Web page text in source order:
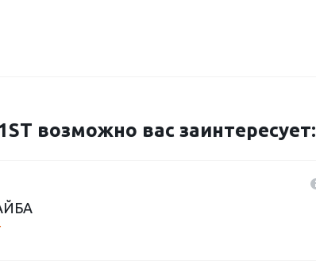
возможно вас заинтересует: